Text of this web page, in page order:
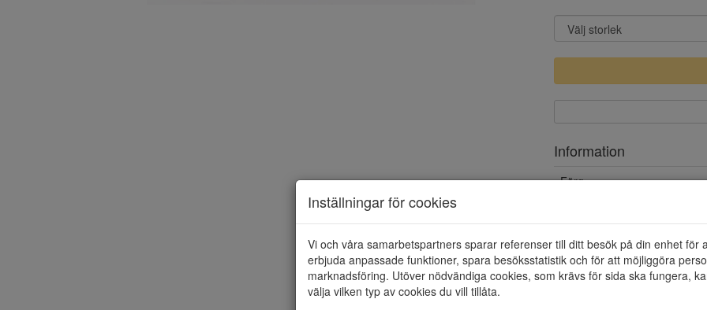
Information
Färg
Innersula
Löstagbar sula
Inställningar för cookies
Vi och våra samarbetspartners sparar referenser till ditt besök på din enhet för
erbjuda anpassade funktioner, spara besöksstatistik och för att möjliggöra
marknadsföring. Utöver nödvändiga cookies, som krävs för sida ska fungera,
välja vilken typ av cookies du vill tillåta.